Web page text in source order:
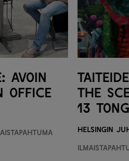
Avoin
office
the
13
Helsingin